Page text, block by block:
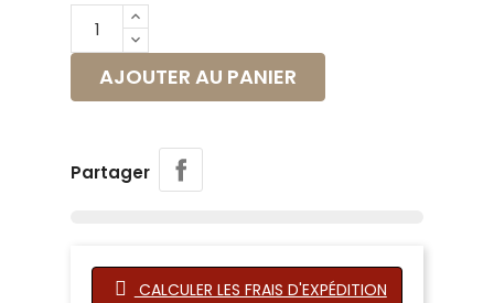
AJOUTER AU PANIER
Partager
CALCULER LES FRAIS D'EXPÉDITION